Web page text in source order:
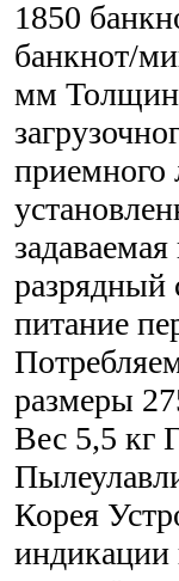
1850
банкнот/
мм
приемного
разрядный
питание
размеры
Вес 5,5 кг
Корея
индикации